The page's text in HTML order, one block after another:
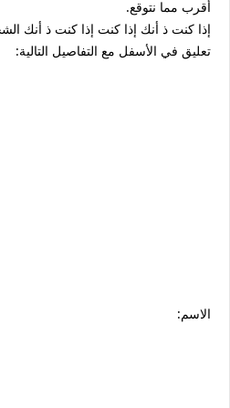
أقرب مما نتوقع.
إذا كنت ذ أنك إذا كنت إذا كنت ذ أنك
تعليق في الأسفل مع التفاصيل التالية:
الاسم: